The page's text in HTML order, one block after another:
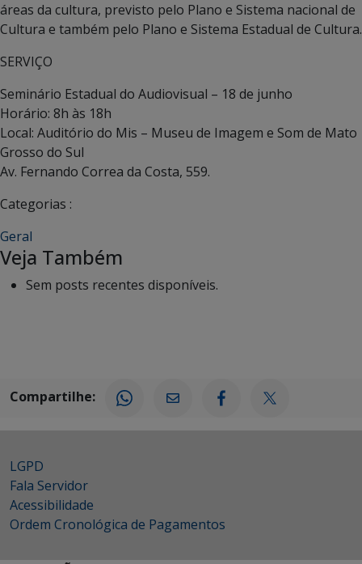
áreas da cultura, previsto pelo Plano e Sistema nacional de
Cultura e também pelo Plano e Sistema Estadual de Cultura.
SERVIÇO
Seminário Estadual do Audiovisual – 18 de junho
Horário: 8h às 18h
Local: Auditório do Mis – Museu de Imagem e Som de Mato
Grosso do Sul
Av. Fernando Correa da Costa, 559.
Categorias :
Geral
Veja Também
Sem posts recentes disponíveis.
Compartilhe:
LGPD
Fala Servidor
Acessibilidade
Ordem Cronológica de Pagamentos